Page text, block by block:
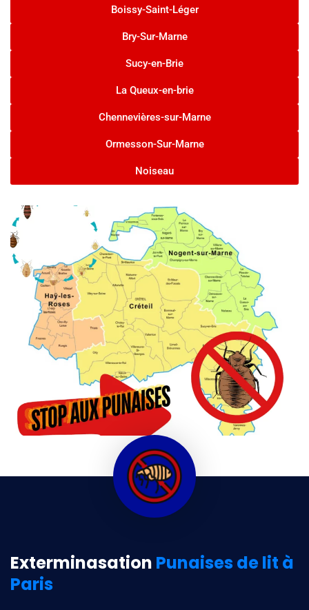
Boissy-Saint-Léger
Bry-Sur-Marne
Sucy-en-Brie
La Queux-en-brie
Chennevières-sur-Marne
Ormesson-Sur-Marne
Noiseau
Exterminasation Punaises de lit à
Paris